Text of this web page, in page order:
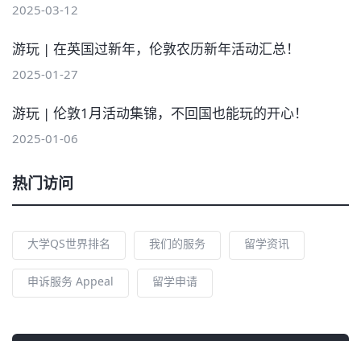
2025-03-12
游玩 | 在英国过新年，伦敦农历新年活动汇总！
2025-01-27
游玩 | 伦敦1月活动集锦，不回国也能玩的开心！
2025-01-06
热门访问
大学QS世界排名 我们的服务 留学资讯
申诉服务 Appeal 留学申请